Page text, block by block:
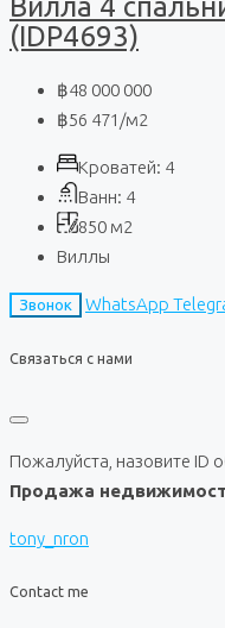
Вилла 4
(IDP4693)
฿48 000 000
฿56 471 /м2
Кроватей: 4
Ванн: 4
850 м2
Виллы
Звонок WhatsApp
Связаться с нами
Пожалуйста, назовите ID
Продажа
tony_nron
Contact me